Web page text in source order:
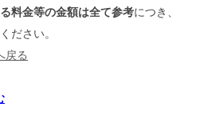
料金等の金額は全て参考につき、
ださい。
戻る